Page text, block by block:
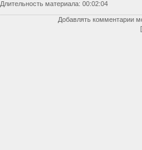
Длительность материала: 00:02:04
Добавлять комментарии